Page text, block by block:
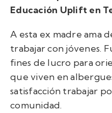
Educación Uplift en
A esta ex madre ama
trabajar con jóvenes.
fines de lucro para
que viven en
satisfacción trabajar
comunidad.